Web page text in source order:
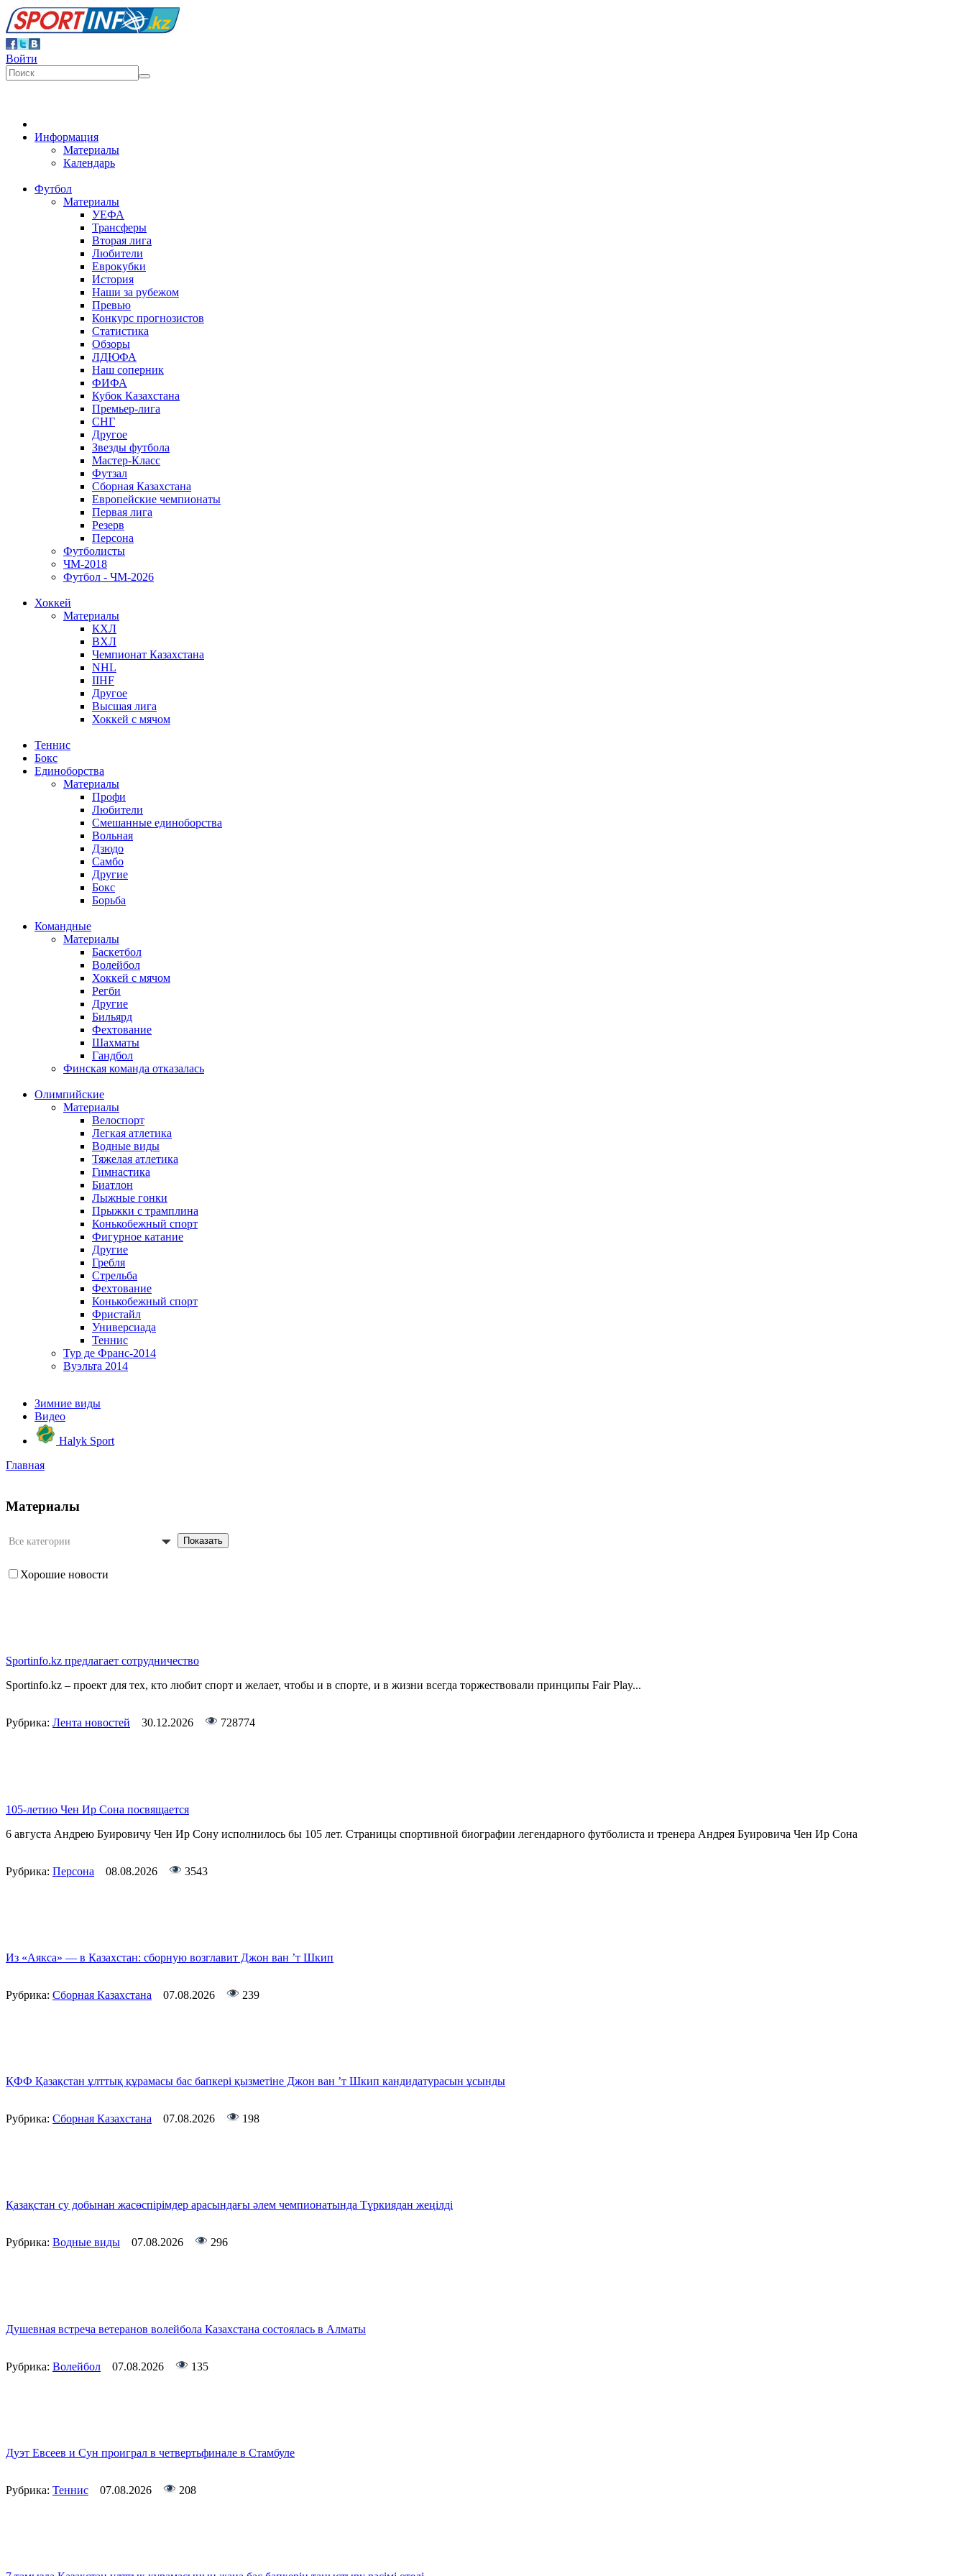
Войти
Информация
Материалы
Календарь
Футбол
Материалы
УЕФА
Трансферы
Вторая лига
Любители
Еврокубки
История
Наши за рубежом
Превью
Конкурс прогнозистов
Статистика
Обзоры
ЛДЮФА
Наш соперник
ФИФА
Кубок Казахстана
Премьер-лига
СНГ
Другое
Звезды футбола
Мастер-Класс
Футзал
Сборная Казахстана
Европейские чемпионаты
Первая лига
Резерв
Персона
Футболисты
ЧМ-2018
Футбол - ЧМ-2026
Хоккей
Материалы
КХЛ
ВХЛ
Чемпионат Казахстана
NHL
IIHF
Другое
Высшая лига
Хоккей с мячом
Теннис
Бокс
Единоборства
Материалы
Профи
Любители
Смешанные единоборства
Вольная
Дзюдо
Самбо
Другие
Бокс
Борьба
Командные
Материалы
Баскетбол
Волейбол
Хоккей с мячом
Регби
Другие
Бильярд
Фехтование
Шахматы
Гандбол
Финская команда отказалась
Олимпийские
Материалы
Велоспорт
Легкая атлетика
Водные виды
Тяжелая атлетика
Гимнастика
Биатлон
Лыжные гонки
Прыжки с трамплина
Конькобежный спорт
Фигурное катание
Другие
Гребля
Стрельба
Фехтование
Конькобежный спорт
Фристайл
Универсиада
Теннис
Тур де Франс-2014
Вуэльта 2014
Зимние виды
Видео
Halyk Sport
Главная
Материалы
Все категории Показать
Хорошие новости
Sportinfo.kz предлагает сотрудничество
Sportinfo.kz – проект для тех, кто любит спорт и желает, чтобы и в спорте, и в жизни всегда торжествовали принципы Fair Play...
Рубрика: Лента новостей 30.12.2026 728774
105-летию Чен Ир Сона посвящается
6 августа Андрею Буировичу Чен Ир Сону исполнилось бы 105 лет. Страницы спортивной биографии легендарного футболиста и тренера Андрея Буировича Чен Ир Сона
Рубрика: Персона 08.08.2026 3543
Из «Аякса» — в Казахстан: сборную возглавит Джон ван ’т Шкип
Рубрика: Сборная Казахстана 07.08.2026 239
ҚФФ Қазақстан ұлттық құрамасы бас бапкері қызметіне Джон ван ’т Шкип кандидатурасын ұсынды
Рубрика: Сборная Казахстана 07.08.2026 198
Қазақстан су добынан жасөспірімдер арасындағы әлем чемпионатында Түркиядан жеңілді
Рубрика: Водные виды 07.08.2026 296
Душевная встреча ветеранов волейбола Казахстана состоялась в Алматы
Рубрика: Волейбол 07.08.2026 135
Дуэт Евсеев и Сун проиграл в четвертьфинале в Стамбуле
Рубрика: Теннис 07.08.2026 208